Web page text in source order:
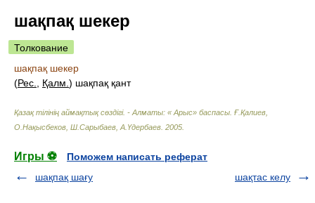
шақпақ шекер
Толкование
шақпақ шекер
(Рес. Қалм. ) шақпақ қант
Қазақ тілінің аймақтық сөздігі. - Алматы: « Арыс» баспасы Ғ.Қалиев,
О.Нақысбеков, Ш.Сарыбаев, А.Үдербаев 2005
Игры ⚽
Поможем написать реферат
шақпақ шағу
шақтас келу